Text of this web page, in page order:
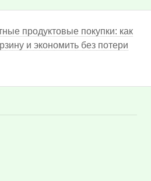
продуктовые покупки: как
и экономить без потери